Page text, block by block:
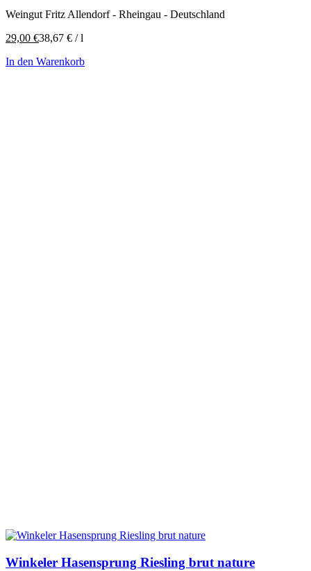
Weingut Fritz Allendorf - Rheingau - Deutschland
29,00 €38,67 € /l
In den Warenkorb
Winkeler Hasensprung Riesling brut nature